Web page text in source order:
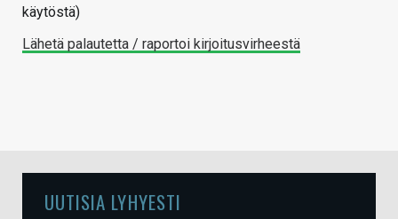
käytöstä)
Lähetä palautetta / raportoi kirjoitusvirheestä
UUTISIA LYHYESTI